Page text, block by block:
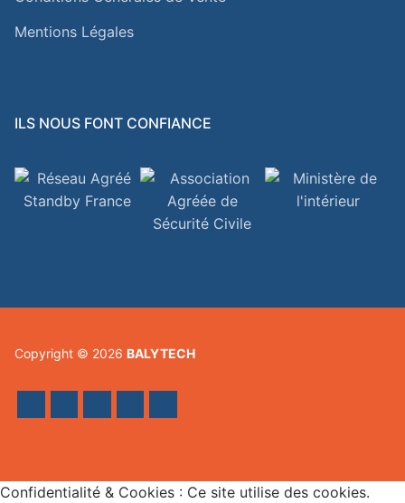
Mentions Légales
ILS NOUS FONT CONFIANCE
Copyright © 2026 BALYTECH
Confidentialité & Cookies : Ce site utilise des cookies.